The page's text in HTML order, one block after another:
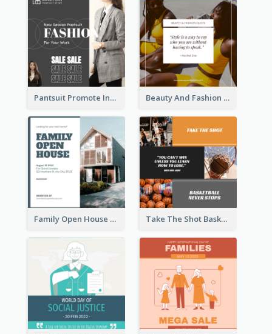
Pantsuit Promote Instagram Post Beauty And Fashion Inspirational Quote Instagram Post
Family Open House Registration Instagram Post Take The Shot Basketball Instagram Post